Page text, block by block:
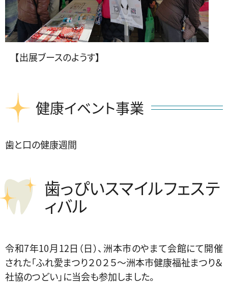
【出展ブースのようす】
健康イベント事業
歯と口の健康週間
歯っぴいスマイルフェステ
ィバル
令和7年10月12日（日）、洲本市のやまて会館にて開催
された「ふれ愛まつり２０２５～洲本市健康福祉まつり＆
社協のつどい」に当会も参加しました。